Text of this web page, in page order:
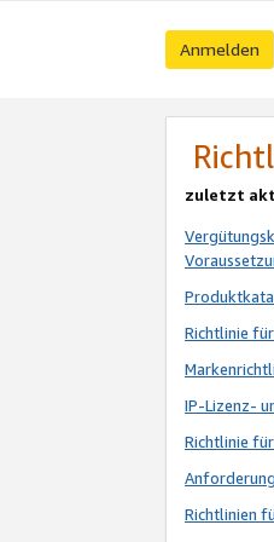
Anmelden
zuletzt
Richtlinie
IP-Lizenz-
Richtlinie
Richtlinien